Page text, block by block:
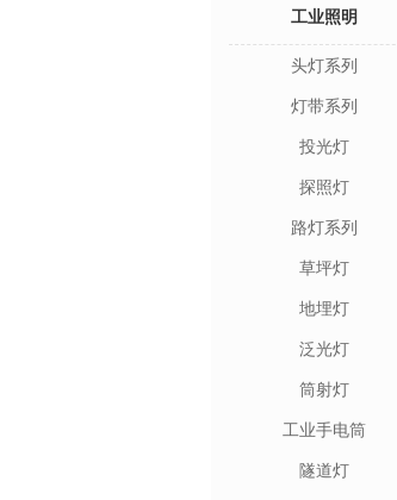
工业照明
头灯系列
灯带系列
投光灯
探照灯
路灯系列
草坪灯
地埋灯
泛光灯
筒射灯
工业手电筒
隧道灯